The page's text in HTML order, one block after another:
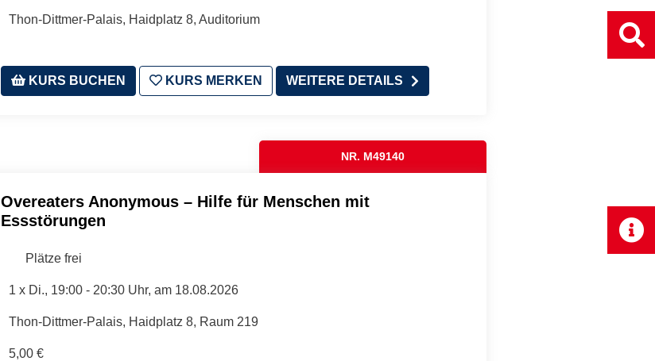
Thon-Dittmer-Palais, Haidplatz 8, Auditorium
KURS BUCHEN KURS MERKEN WEITERE DETAILS
NR. M49140
Overeaters Anonymous – Hilfe für Menschen mit
Essstörungen
Plätze frei
1 x Di., 19:00 - 20:30 Uhr, am 18.08.2026
Thon-Dittmer-Palais, Haidplatz 8, Raum 219
5,00 €